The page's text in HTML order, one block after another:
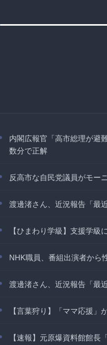
内閣広報官「高市総理が避
数分で正解
反高市な自民党議員がモ
渡邊渚さん、近況報告「最
【ひまわり学級】支援学級
NHK職員、番組出演者か
渡邊渚さん、近況報告「最
【言葉狩り】「ママ応援
【速報】元原爆資料館館